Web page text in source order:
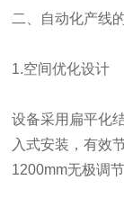
二、自动化产线
1.空间优化设计
设备采用扁平化
入式安装，有效
1200mm无极调